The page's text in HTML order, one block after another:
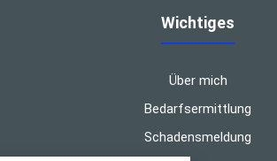
Wichtiges
Über mich
Bedarfsermittlung
Schadensmeldung